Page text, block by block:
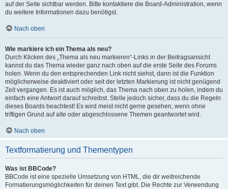
auf der Seite sichtbar werden. Bitte kontaktiere die Board-Administration, wenn
du weitere Informationen dazu benötigst.
Nach oben
Wie markiere ich ein Thema als neu?
Durch Klicken des „Thema als neu markieren“-Links in der Beitragsansicht
kannst du das Thema wieder ganz nach oben auf die erste Seite des Forums
holen. Wenn du den entsprechenden Link nicht siehst, dann ist die Funktion
möglicherweise deaktiviert oder seit der letzten Markierung ist nicht genügend
Zeit vergangen. Es ist auch möglich, das Thema nach oben zu holen, indem du
einfach eine Antwort darauf schreibst. Stelle jedoch sicher, dass du die Regeln
dieses Boards beachtest! Es wird meist nicht gerne gesehen, wenn ohne
triftigen Grund auf alte oder abgeschlossene Themen geantwortet wird.
Nach oben
Textformatierung und Thementypen
Was ist BBCode?
BBCode ist eine spezielle Umsetzung von HTML, die dir weitreichende
Formatierungsmöglichkeiten für deinen Text gibt. Die Rechte zur Verwendung